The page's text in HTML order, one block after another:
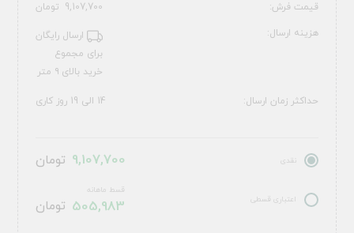
قیمت فرش: 9,107,700 تومان
هزینه ارسال:
ارسال رایگان
برای مجموع
خرید بالای ۹ متر
حداکثر زمان ارسال: 14 الی 19 روز کاری
نقدی 9,107,700 تومان
اعتباری قسطی
قسط ماهانه
505,983 تومان